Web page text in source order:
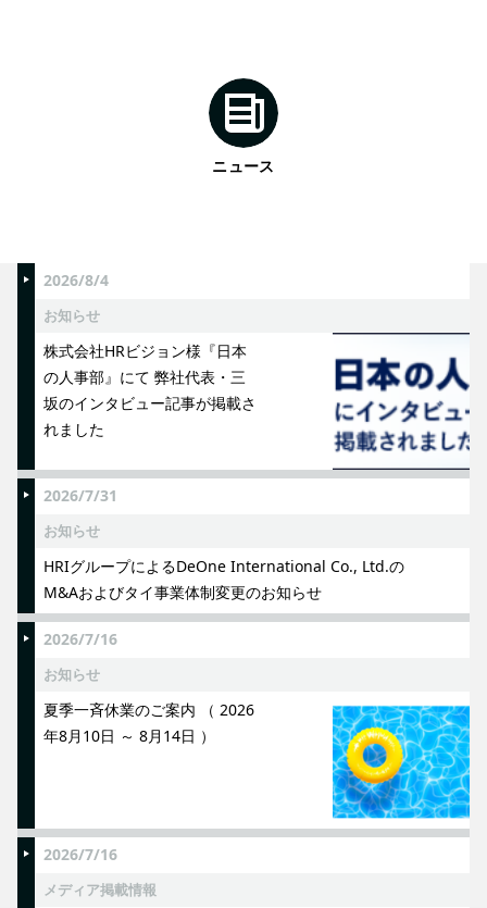
ニュース
2026/8/4
お知らせ
株式会社HRビジョン様『日本
の人事部』にて 弊社代表・三
坂のインタビュー記事が掲載さ
れました
2026/7/31
お知らせ
HRIグループによるDeOne International Co., Ltd.の
M&Aおよびタイ事業体制変更のお知らせ
2026/7/16
お知らせ
夏季一斉休業のご案内 （ 2026
年8月10日 ～ 8月14日 ）
2026/7/16
メディア掲載情報